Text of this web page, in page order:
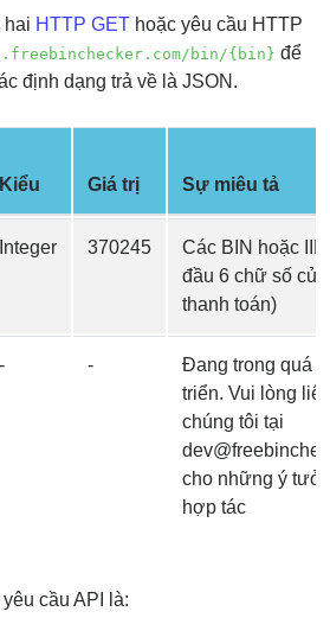
hai HTTP GET hoặc yêu cầu HTTP
bin/{bin} để
định dạng trả về là JSON.
Kiểu Giá trị Sự miêu tả
Integer 370245
Các BIN hoặc
đầu 6 chữ số
thanh toán)
- -
Đang trong quá
triển. Vui lòng
chúng tôi tại
cho những ý
hợp tác
cầu API là: